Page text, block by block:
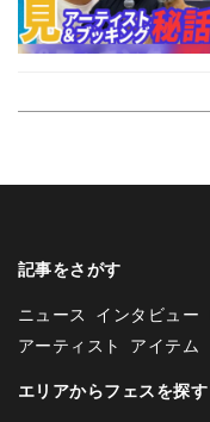
記事をさがす
ニュース インタビュー
アーティスト アイテム
エリアからフェスを探す